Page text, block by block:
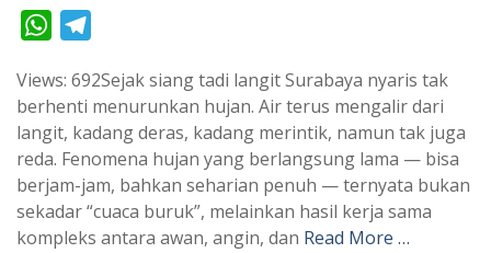
W
a
t
s
A
p
p
l
e
g
r
a
m
Views: 692Sejak siang tadi langit Surabaya nyaris tak
berhenti menurunkan hujan. Air terus mengalir dari
langit, kadang deras, kadang merintik, namun tak juga
reda. Fenomena hujan yang berlangsung lama — bisa
berjam-jam, bahkan seharian penuh — ternyata bukan
sekadar “cuaca buruk”, melainkan hasil kerja sama
kompleks antara awan, angin, dan Read More …